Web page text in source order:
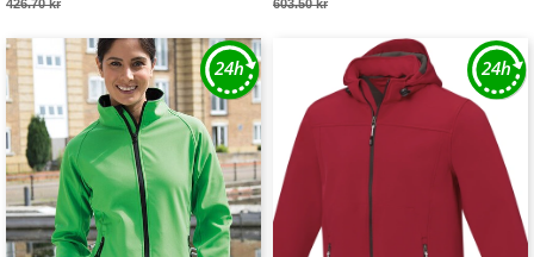
426.70 kr 603.50 kr